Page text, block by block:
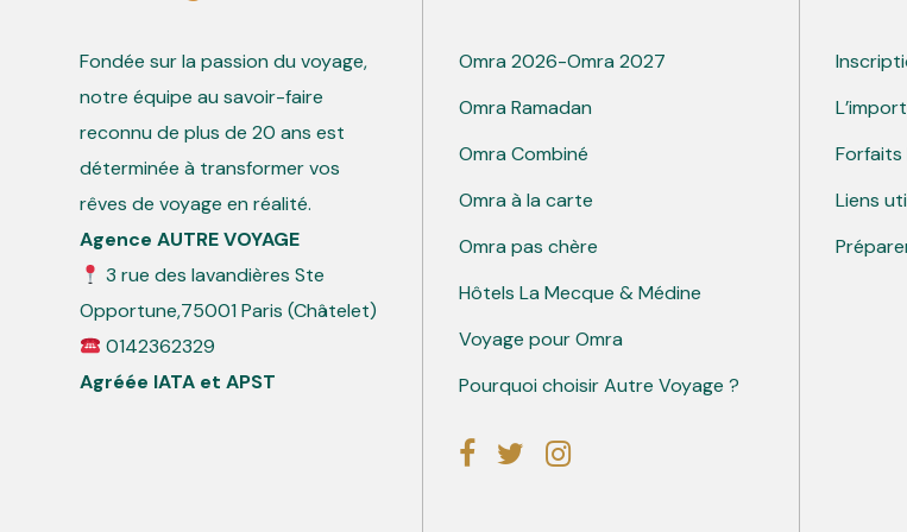
Fondée sur la passion du voyage,
notre équipe au savoir-faire
reconnu de plus de 20 ans est
déterminée à transformer vos
rêves de voyage en réalité.
Agence AUTRE VOYAGE
3 rue des lavandières Ste
Opportune,75001 Paris (Châtelet)
0142362329
Agréée IATA et APST
Omra 2026-Omra 2027
Omra Ramadan
Omra Combiné
Omra à la carte
Omra pas chère
Hôtels La Mecque & Médine
Voyage pour Omra
Pourquoi choisir Autre Voyage ?
Forfaits
Liens